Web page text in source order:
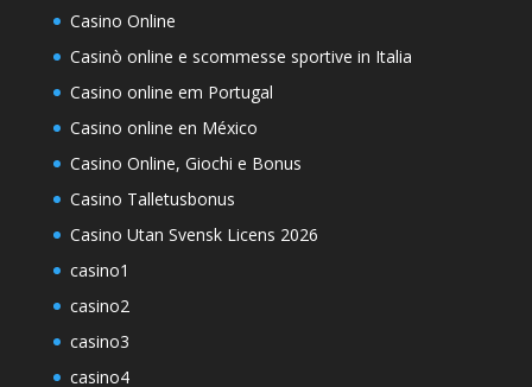
Casino Online
Casinò online e scommesse sportive in Italia
Casino online em Portugal
Casino online en México
Casino Online, Giochi e Bonus
Casino Talletusbonus
Casino Utan Svensk Licens 2026
casino1
casino2
casino3
casino4